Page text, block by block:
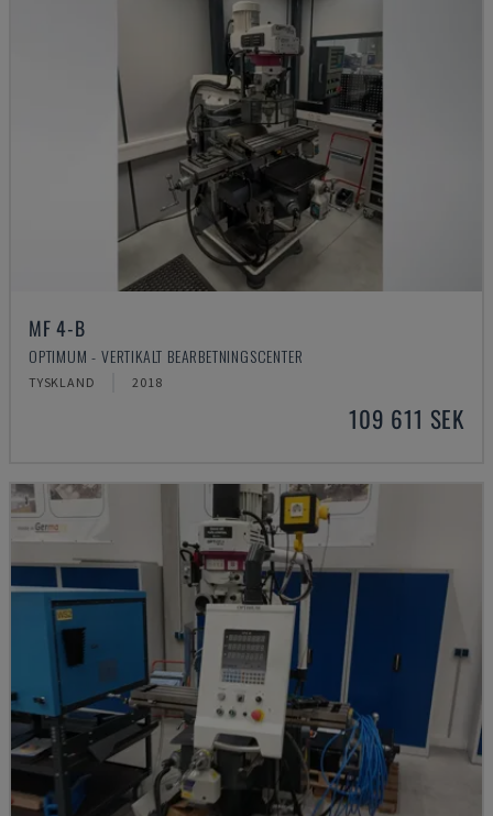
MF 4-B
OPTIMUM - VERTIKALT BEARBETNINGSCENTER
TYSKLAND 2018
109 611 SEK